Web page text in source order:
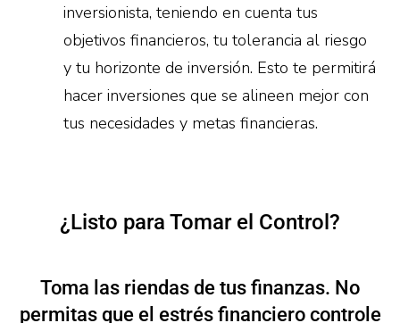
inversionista, teniendo en cuenta tus
objetivos financieros, tu tolerancia al riesgo
y tu horizonte de inversión. Esto te permitirá
hacer inversiones que se alineen mejor con
tus necesidades y metas financieras.
¿Listo para Tomar el Control?
Toma las riendas de tus finanzas. No
permitas que el estrés financiero controle